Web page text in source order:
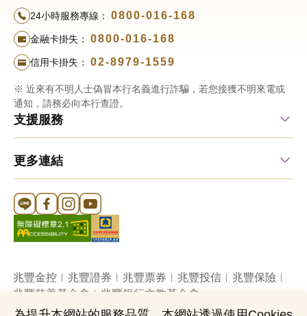
24小時服務專線： 0800-016-168
金融卡掛失： 0800-016-168
信用卡掛失： 02-8979-1559
※ 近來有不明人士偽冒本行名義進行詐騙，若您接獲不明來電或
通知，請務必向本行查證。
支援服務
更多連結
Line 官方帳號
FB 官方帳號
Instagram 官方帳號
YouTube 官方帳號
兆豐金控 兆豐證券 兆豐票券 兆豐投信
兆豐保險
兆豐慈善基金會
兆豐銀行文教基金會